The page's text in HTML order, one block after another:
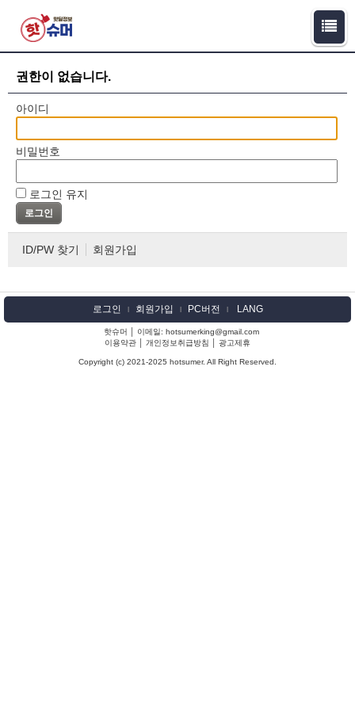
권한이 없습니다.
아이디
비밀번호
로그인 유지
ID/PW 찾기 회원가입
로그인 l 회원가입 l PC버전 l LANG
핫슈머 │ 이메일: hotsumerking@gmail.com
이용약관
개인정보취급방침 광고제휴
Copyright (c) 2021-2025 hotsumer. All Right Reserved.